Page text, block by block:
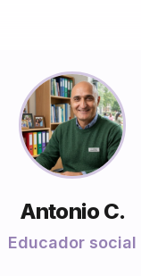
Antonio C.
Educador social